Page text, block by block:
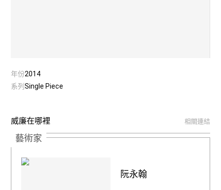
年份2014
系列Single Piece
威廉在哪裡 相關連結
藝術家
阮永翰